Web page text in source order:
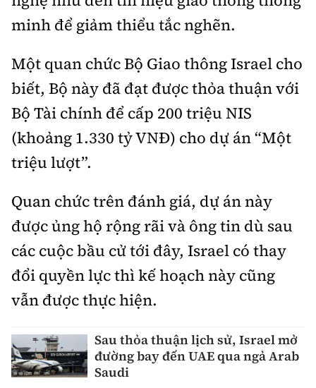
minh để giảm thiểu tắc nghẽn.
Một quan chức Bộ Giao thông Israel cho
biết, Bộ này đã đạt được thỏa thuận với
Bộ Tài chính để cấp 200 triệu NIS
(khoảng 1.330 tỷ VNĐ) cho dự án “Một
triệu lượt”.
Quan chức trên đánh giá, dự án này
được ủng hộ rộng rãi và ông tin dù sau
các cuộc bầu cử tới đây, Israel có thay
đổi quyền lực thì kế hoạch này cũng
vẫn được thực hiện.
Sau thỏa thuận lịch sử, Israel mở
đường bay đến UAE qua ngả Arab
Saudi